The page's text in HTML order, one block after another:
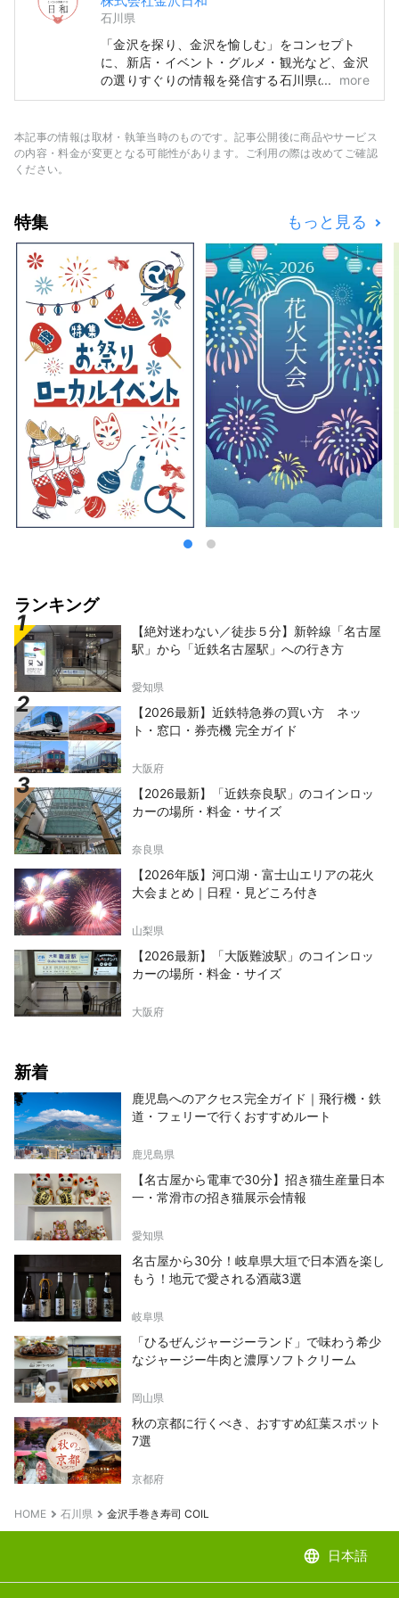
石川県
「金沢を探り、金沢を愉しむ」をコンセプト
に、新店・イベント・グルメ・観光など、金沢
の選りすぐりの情報を発信する石川県の地域情
報サイトです。「SmartNews」や「gooニュ
湾・香港・タイ・ベトナムなどの海外メディア
と連携して石川県の魅力を広く伝えています。
more
本記事の情報は取材・執筆当時のものです。記事公開後に商品やサービス
の内容・料金が変更となる可能性があります。ご利用の際は改めてご確認
ください。
特集 もっと見る
ランキング
【絶対迷わない／徒歩５分】新幹線「名古屋
駅」から「近鉄名古屋駅」への行き方
愛知県
【2026最新】近鉄特急券の買い方 ネッ
ト・窓口・券売機 完全ガイド
大阪府
【2026最新】「近鉄奈良駅」のコインロッ
カーの場所・料金・サイズ
奈良県
【2026年版】河口湖・富士山エリアの花火
大会まとめ｜日程・見どころ付き
山梨県
【2026最新】「大阪難波駅」のコインロッ
カーの場所・料金・サイズ
大阪府
新着
鹿児島へのアクセス完全ガイド｜飛行機・鉄
道・フェリーで行くおすすめルート
鹿児島県
【名古屋から電車で30分】招き猫生産量日本
一・常滑市の招き猫展示会情報
愛知県
名古屋から30分！岐阜県大垣で日本酒を楽し
もう！地元で愛される酒蔵3選
岐阜県
「ひるぜんジャージーランド」で味わう希少
なジャージー牛肉と濃厚ソフトクリーム
岡山県
秋の京都に行くべき、おすすめ紅葉スポット
7選
京都府
HOME 石川県 金沢手巻き寿司 COIL
language 日本語